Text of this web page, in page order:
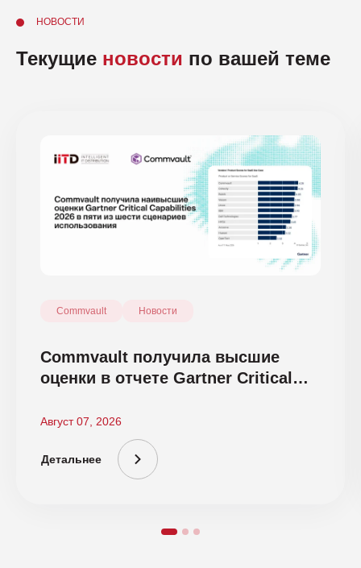
НОВОСТИ
Текущие новости по вашей теме
Commvault Новости
Commvault получила высшие
оценки в отчете Gartner Critical
Август 07, 2026
Детальнее